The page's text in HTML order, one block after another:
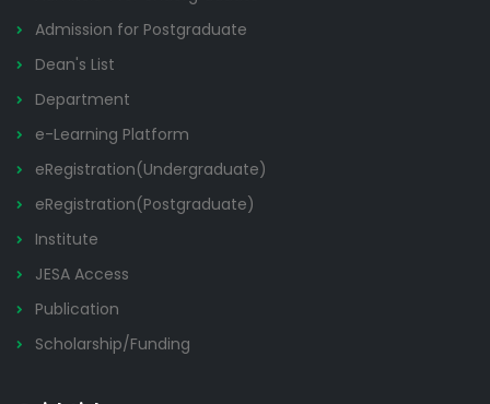
Admission for Postgraduate
Dean's List
Department
e-Learning Platform
eRegistration(Undergraduate)
eRegistration(Postgraduate)
Institute
JESA Access
Publication
Scholarship/Funding